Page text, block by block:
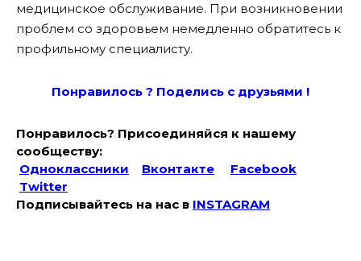
медицинское обслуживание. При возникновении
проблем со здоровьем немедленно обратитесь к
профильному специалисту.
Понравилось ? Поделись с друзьями !
Понравилось? Присоединяйся к нашему
сообществу:
Одноклассники
Вконтакте
Facebook
Twitter
Подписывайтесь на наc в INSTAGRAM